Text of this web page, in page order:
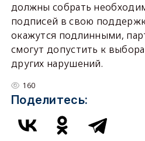
должны собрать
подписей в свою
окажутся подлинными,
смогут допустить к
других нарушений.
160
Поделитесь: